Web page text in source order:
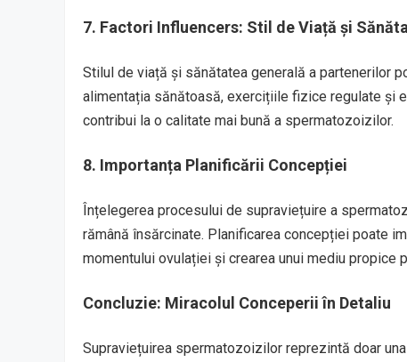
7. Factori Influencers: Stil de Viață și
Stilul de viață și sănătatea generală a partenerilor
alimentația sănătoasă, exercițiile fizice regulate și
contribui la o calitate mai bună a spermatozoizilor.
8. Importanța Planificării Concepției
Înțelegerea procesului de supraviețuire a
rămână însărcinate. Planificarea concepției poate
momentului ovulației și crearea unui mediu propice
Concluzie: Miracolul Conceperii în Detaliu
Supraviețuirea spermatozoizilor reprezintă doar